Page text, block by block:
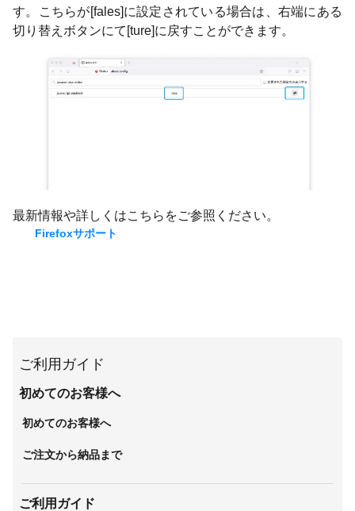
ご利用ガイド
初めてのお客様へ
初めてのお客様へ
ご注文から納品まで
ご利用ガイド
す。こちらが[fales]に設定されている場合は、右端にある
切り替えボタンにて[ture]に戻すことができます。
最新情報や詳しくはこちらをご参照ください。
Firefoxサポート